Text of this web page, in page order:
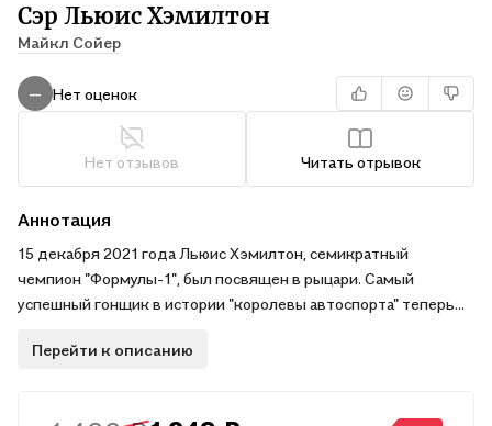
Сэр Льюис Хэмилтон
Майкл Сойер
— Нет оценок
Нет отзывов Читать отрывок
Аннотация
15 декабря 2021 года Льюис Хэмилтон, семикратный
чемпион "Формулы-1", был посвящен в рыцари. Самый
успешный гонщик в истории "королевы автоспорта" теперь
Майкл Сойер не просто прошелся по вехам биографии
Перейти к описанию